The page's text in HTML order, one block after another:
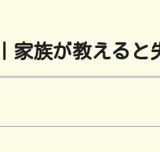
家族が教える